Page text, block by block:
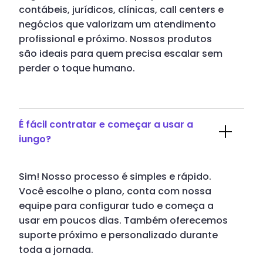
contábeis, jurídicos, clínicas, call centers e
negócios que valorizam um atendimento
profissional e próximo. Nossos produtos
são ideais para quem precisa escalar sem
perder o toque humano.
É fácil contratar e começar a usar a
iungo?
Sim! Nosso processo é simples e rápido.
Você escolhe o plano, conta com nossa
equipe para configurar tudo e começa a
usar em poucos dias. Também oferecemos
suporte próximo e personalizado durante
toda a jornada.